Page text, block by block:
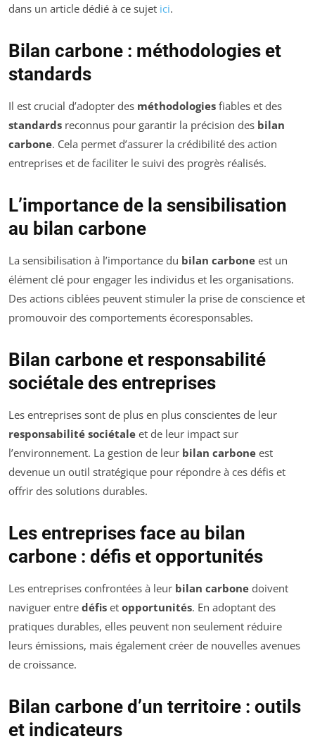
dans un article dédié à ce sujet ici.
Bilan carbone : méthodologies et
standards
Il est crucial d’adopter des méthodologies fiables et des
standards reconnus pour garantir la précision des bilan
carbone. Cela permet d’assurer la crédibilité des action
entreprises et de faciliter le suivi des progrès réalisés.
L’importance de la sensibilisation
au bilan carbone
La sensibilisation à l’importance du bilan carbone est un
élément clé pour engager les individus et les organisations.
Des actions ciblées peuvent stimuler la prise de conscience et
promouvoir des comportements écoresponsables.
Bilan carbone et responsabilité
sociétale des entreprises
Les entreprises sont de plus en plus conscientes de leur
responsabilité sociétale et de leur impact sur
l’environnement. La gestion de leur bilan carbone est
devenue un outil stratégique pour répondre à ces défis et
offrir des solutions durables.
Les entreprises face au bilan
carbone : défis et opportunités
Les entreprises confrontées à leur bilan carbone doivent
naviguer entre défis et opportunités. En adoptant des
pratiques durables, elles peuvent non seulement réduire
leurs émissions, mais également créer de nouvelles avenues
de croissance.
Bilan carbone d’un territoire : outils
et indicateurs